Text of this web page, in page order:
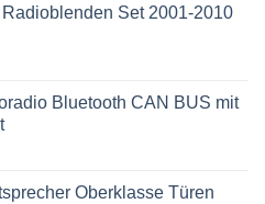
Set 2001-2010
Bluetooth CAN BUS mit
Oberklasse Türen